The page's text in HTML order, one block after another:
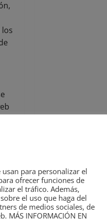
para personalizar el
ofrecer funciones de
el tráfico. Además,
el uso que haga del
de medios sociales, de
MÁS INFORMACIÓN EN